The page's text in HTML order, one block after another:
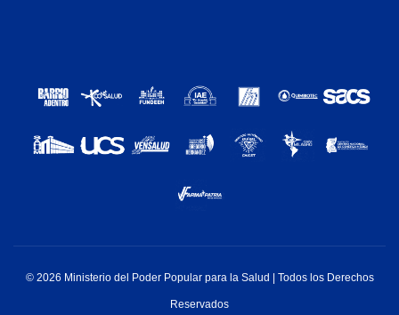
© 2026 Ministerio del Poder Popular para la Salud | Todos los Derechos
Reservados